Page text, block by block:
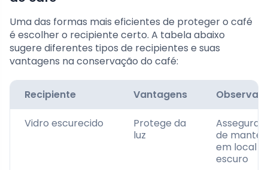
Uma das formas mais eficientes de proteger o café
é escolher o recipiente certo. A tabela abaixo
sugere diferentes tipos de recipientes e suas
vantagens na conservação do café:
Recipiente Vantagens
Vidro escurecido
Protege da
luz
de manter
em local
escuro